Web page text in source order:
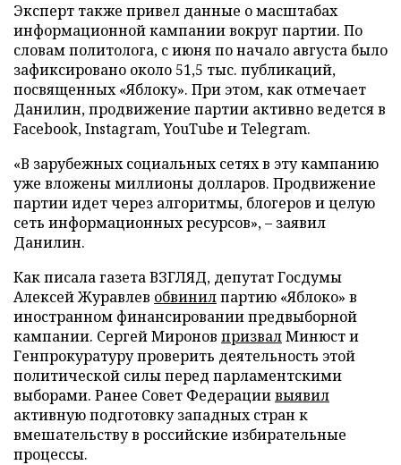
Эксперт также привел данные о масштабах
информационной кампании вокруг партии. По
словам политолога, с июня по начало августа было
зафиксировано около 51,5 тыс. публикаций,
посвященных «Яблоку». При этом, как отмечает
Данилин, продвижение партии активно ведется в
Facebook, Instagram, YouTube и Telegram.
«В зарубежных социальных сетях в эту кампанию
уже вложены миллионы долларов. Продвижение
партии идет через алгоритмы, блогеров и целую
сеть информационных ресурсов», – заявил
Данилин.
Как писала газета ВЗГЛЯД, депутат Госдумы
Алексей Журавлев обвинилпартию «Яблоко» в
иностранном финансировании предвыборной
кампании. Сергей Миронов призвалМинюст и
Генпрокуратуру проверить деятельность этой
политической силы перед парламентскими
выборами. Ранее Совет Федерациивыявил
активную подготовку западных стран к
вмешательству в российские избирательные
процессы.